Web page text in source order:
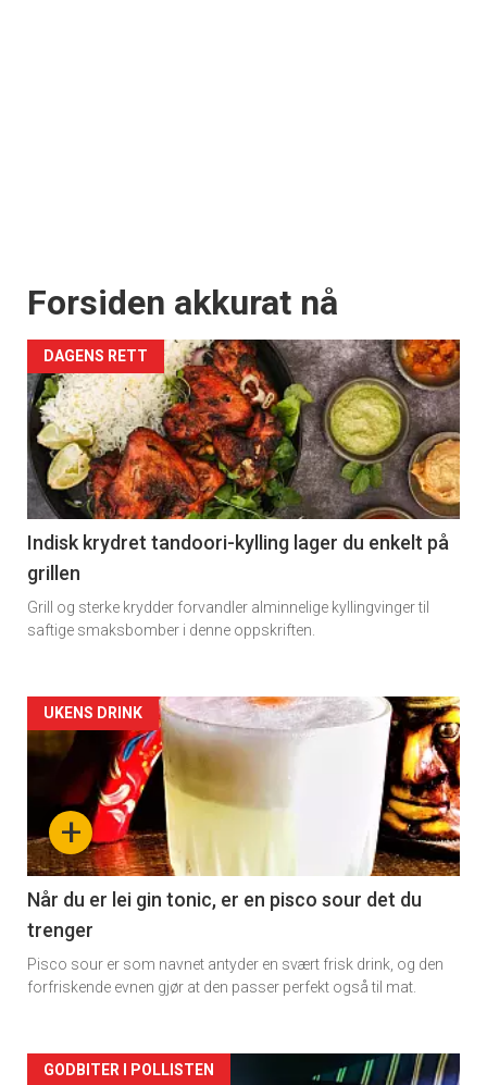
Forsiden akkurat nå
DAGENS RETT
Indisk krydret tandoori-kylling lager du enkelt på
grillen
Grill og sterke krydder forvandler alminnelige kyllingvinger til
saftige smaksbomber i denne oppskriften.
Forsiden
akkurat
nå
-
2
+
UKENS DRINK
Når du er lei gin tonic, er en pisco sour det du
trenger
Pisco sour er som navnet antyder en svært frisk drink, og den
forfriskende evnen gjør at den passer perfekt også til mat.
Forsiden
GODBITER I POLLISTEN